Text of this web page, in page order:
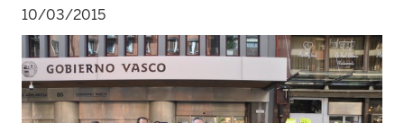
10/03/2015